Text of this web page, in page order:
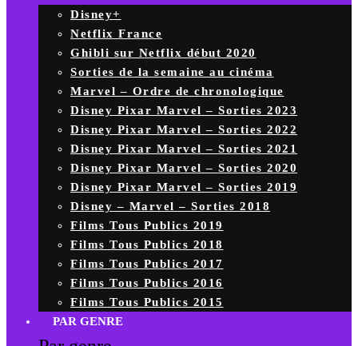
Disney+
Netflix France
Ghibli sur Netflix début 2020
Sorties de la semaine au cinéma
Marvel – Ordre de chronologique
Disney Pixar Marvel – Sorties 2023
Disney Pixar Marvel – Sorties 2022
Disney Pixar Marvel – Sorties 2021
Disney Pixar Marvel – Sorties 2020
Disney Pixar Marvel – Sorties 2019
Disney – Marvel – Sorties 2018
Films Tous Publics 2019
Films Tous Publics 2018
Films Tous Publics 2017
Films Tous Publics 2016
Films Tous Publics 2015
PAR GENRE